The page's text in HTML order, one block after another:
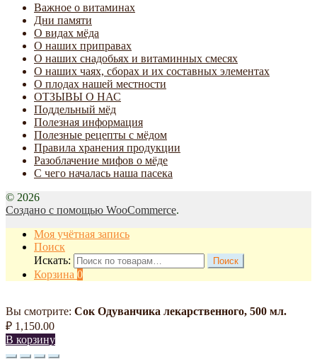
Важное о витаминах
Дни памяти
О видах мёда
О наших приправах
О наших снадобьях и витаминных смесях
О наших чаях, сборах и их составных элементах
О плодах нашей местности
ОТЗЫВЫ О НАС
Поддельный мёд
Полезная информация
Полезные рецепты с мёдом
Правила хранения продукции
Разоблачение мифов о мёде
С чего началась наша пасека
© 2026
Создано с помощью WooCommerce.
Моя учётная запись
Поиск
Искать:
Поиск
Корзина 0
Вы смотрите: Сок Одуванчика лекарственного, 500 мл.
₽ 1,150.00
В корзину